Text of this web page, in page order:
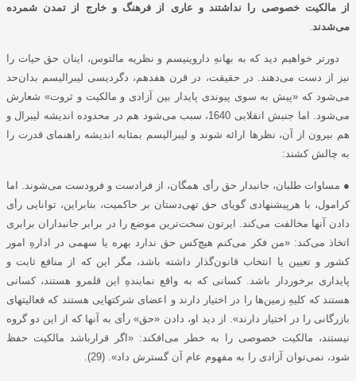
از مالکیت خصوصی را نداشتند و عاری از فرهنگ و خارج از تمدن شمرده
می‌شدند
دورتر خواهیم دید که به بهانهِ داروینیسم و نظریه مالتوس، اینان حق حیات را
نیز از دست می‌دهند. در حقیقت، در قرن هفدهم، دگردیسی لیبرالیسم بدان‌حد
می‌شود که «پیش به سوی پیوندی پایدار بین آزادی و مالکیت و ثروت» شعارش
می‌شود. اما جنبش انقلابی 1640، سبب می‌شود هم در محدوده اندیشه لیبرال و
هم بیرون از آن، نظرها ارائه شوند و لیبرالیسم بمثابه اندیشه راهنمای قدرت را
به چالش کشند:
● مساوات طلبان، جانبدار حق رأی همگان، از فرادست و فرودست می‌شوند. اما
کرامول، با هرپیشنهادی گویای حق تهی‌دستان بر حاکمیت، بنابراین، توانایی رأی
دادن آنها مخالفت می‌کند. ایرتون سخت‌ترین موضع را در برابر جانبداران برابری
اتخاذ می‌کند: «من فکر می‌کنم هیچ‌کس حق ندارد بهره یا سهمی در ادارهِ امور
کشور و تعیین یا انتخاب قانون‌گذار داشته باشد، مگر این که از منافع ثابت و
پایداری برخوردار باشد. کسانی که به واقع نمایندهِ این قلمرو هستند، کسانی
هستند که کلیهِ زمین‌ها را در اختیار دارند و اعضای شرکتهایی هستند که فعالیتهای
بازرگانی را در اختیار دارند». از دید او، دادن «حق» رأی به آنها که از این دو گروه
نیستند، مالکیت خصوصی را به خطر می‌افکند: «اگر قرارباشد مالکیت حفظ
شود، نمی‌توان آزادی را به مفهوم عام آن گسترش داد». (29).